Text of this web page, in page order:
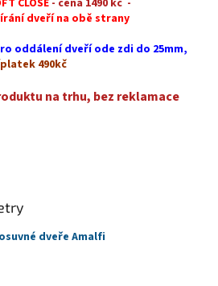
CLOSE- cena 1490 kč -
dveří na obě strany
oddálení dveří ode zdi do 25mm,
490kč
na trhu, bez reklamace
dveře Amalfi